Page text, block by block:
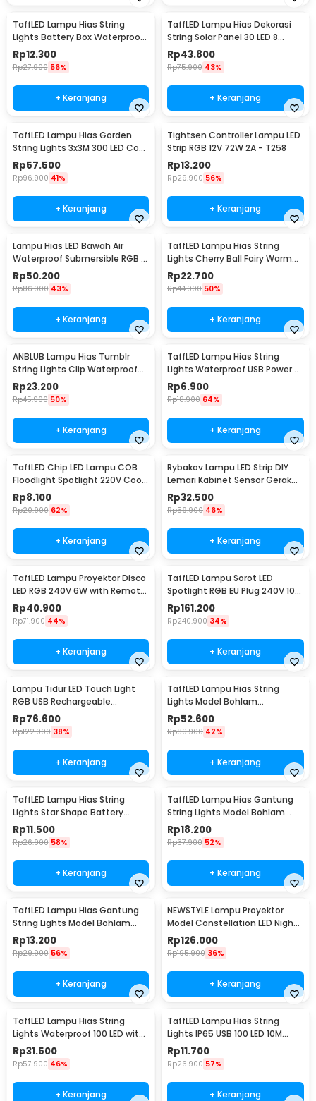
TaffLED Lampu Hias String
Lights Battery Box Waterproof
50 LED 5M - G5
Rp12.300
Rp27.900 56%
+ Keranjang
TaffLED Lampu Hias Dekorasi
String Solar Panel 30 LED 8
Mode 6.5M - 896
Rp43.800
Rp75.900 43%
+ Keranjang
TaffLED Lampu Hias Gorden
String Lights 3x3M 300 LED Cool
White 18W - 300L
Rp57.500
Rp96.900 41%
+ Keranjang
Tightsen Controller Lampu LED
Strip RGB 12V 72W 2A - T258
Rp13.200
Rp29.900 56%
+ Keranjang
Lampu Hias LED Bawah Air
Waterproof Submersible RGB 2
PCS with Remote - 13017
Rp50.200
Rp86.900 43%
+ Keranjang
TaffLED Lampu Hias String
Lights Cherry Ball Fairy Warm
White 5M - LY20W
Rp22.700
Rp44.900 50%
+ Keranjang
ANBLUB Lampu Hias Tumblr
String Lights Clip Waterproof
20 LED 2M - 0606
Rp23.200
Rp45.900 50%
+ Keranjang
TaffLED Lampu Hias String
Lights Waterproof USB Power
50 LED 5M - SZ
Rp6.900
Rp18.900 64%
+ Keranjang
TaffLED Chip LED Lampu COB
Floodlight Spotlight 220V Cool
White 6000K 50W - COB4060-
AC220-50
Rp8.100
Rp20.900 62%
+ Keranjang
Rybakov Lampu LED Strip DIY
Lemari Kabinet Sensor Gerak
4.5W 1M - 2835
Rp32.500
Rp59.900 46%
+ Keranjang
TaffLED Lampu Proyektor Disco
LED RGB 240V 6W with Remote
Control - CY-LV-RG
Rp40.900
Rp71.900 44%
+ Keranjang
TaffLED Lampu Sorot LED
Spotlight RGB EU Plug 240V 10W
- L18RG
Rp161.200
Rp240.900 34%
+ Keranjang
Lampu Tidur LED Touch Light
RGB USB Rechargeable
1500mAh 5V 3W - F8-1
Rp76.600
Rp122.900 38%
+ Keranjang
TaffLED Lampu Hias String
Lights Model Bohlam
Waterproof 20 LED 5M - PD039
Rp52.600
Rp89.900 42%
+ Keranjang
TaffLED Lampu Hias String
Lights Star Shape Battery
Power 20 LED 3M - 2G11
Rp11.500
Rp26.900 58%
+ Keranjang
TaffLED Lampu Hias Gantung
String Lights Model Bohlam
Mini Waterproof 6M - ZYD0931
Rp18.200
Rp37.900 52%
+ Keranjang
TaffLED Lampu Hias Gantung
String Lights Model Bohlam
Mini Waterproof 3M - ZYD0931
Rp13.200
Rp29.900 56%
+ Keranjang
NEWSTYLE Lampu Proyektor
Model Constellation LED Night
Light 3W 5V - NL-USB
Rp126.000
Rp195.900 36%
+ Keranjang
TaffLED Lampu Hias String
Lights Waterproof 100 LED with
Solar Panel - M071
Rp31.500
Rp57.900 46%
+ Keranjang
TaffLED Lampu Hias String
Lights IP65 USB 100 LED 10M
Warm White - TDC-01
Rp11.700
Rp26.900 57%
+ Keranjang